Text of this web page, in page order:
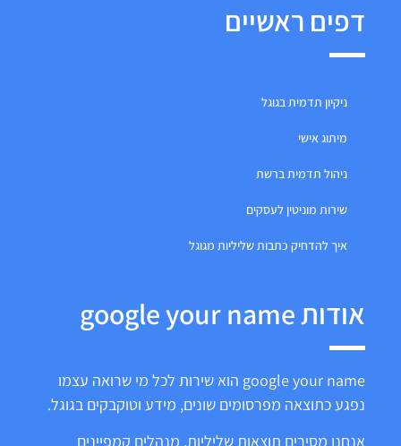
דפים ראשיים
ניקיון תדמית בגוגל
מיתוג אישי
ניהול תדמית ברשת
שירות מוניטין לעסקים
איך להדחיק כתבות שליליות מגוגל
אודות google your name
google your name הוא שירות לכל מי שרואה עצמו
נפגע כתוצאה מפרסומים שונים, מידע וטוקבקים בגוגל.
אנחנו מסירים תוצאות שליליות, מנהלים קמפיינים